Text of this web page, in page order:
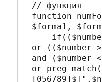
// функция
function
$forma1,
or (($number
and ($number
or